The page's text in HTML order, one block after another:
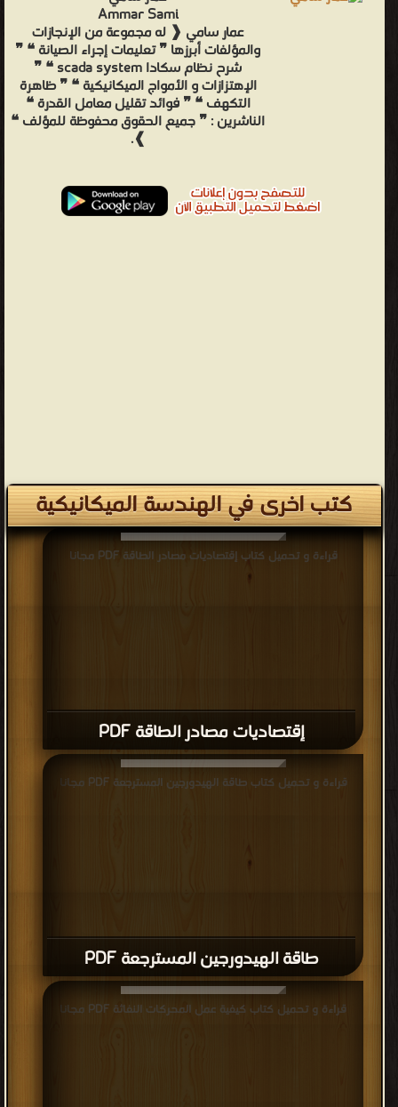
Ammar Sami
عمار سامي ❰ له مجموعة من الإنجازات
والمؤلفات أبرزها ❞ تعليمات إجراء الصيانة ❝ ❞
شرح نظام سكادا scada system ❝ ❞
الإهتزازات و الأمواج الميكانيكية ❝ ❞ ظاهرة
التكهف ❝ ❞ فوائد تقليل معامل القدرة ❝
الناشرين : ❞ جميع الحقوق محفوظة للمؤلف ❝
❱.
كتب اخرى في الهندسة الميكانيكية
إقتصاديات مصادر الطاقة PDF
قراءة و تحميل كتاب إقتصاديات مصادر الطاقة PDF مجانا
طاقة الهيدورجين المسترجعة PDF
قراءة و تحميل كتاب طاقة الهيدورجين المسترجعة PDF مجانا
قراءة و تحميل كتاب كيفية عمل المحركات النفاثة PDF مجانا